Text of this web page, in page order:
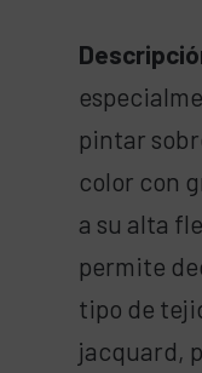
pintar
color con
a su alta
permite
tipo de
jacquard,